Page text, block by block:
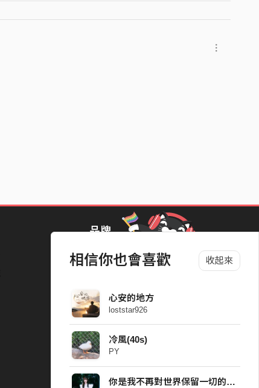
相信你也會喜歡 收起來
心安的地方
loststar926
冷風(40s)
PY
你是我不再對世界保留一切的原因 Demo (40s)
品牌
StreetVoice Awards 街聲音樂獎
Packer 派歌
SimpleLife 簡單生活節
ParkPark Carnival
一起比 YEAH 吧